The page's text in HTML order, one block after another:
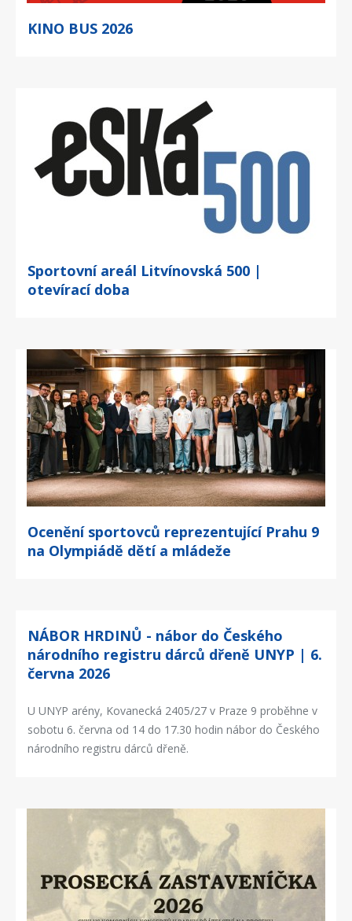
KINO BUS 2026
Sportovní areál Litvínovská 500 |
otevírací doba
Ocenění sportovců reprezentující Prahu 9
na Olympiádě dětí a mládeže
NÁBOR HRDINŮ - nábor do Českého
národního registru dárců dřeně UNYP | 6.
června 2026
U UNYP arény, Kovanecká 2405/27 v Praze 9 proběhne v
sobotu 6. června od 14 do 17.30 hodin nábor do Českého
národního registru dárců dřeně.